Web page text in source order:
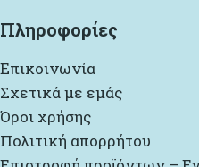
Πληροφορίες
Επικοινωνία
Σχετικά με εμάς
Όροι χρήσης
Πολιτική απορρήτου